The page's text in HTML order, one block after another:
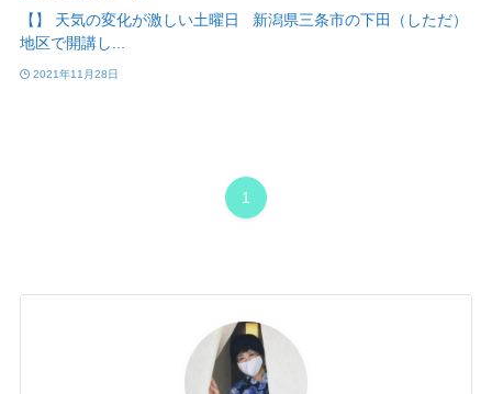
【】 天気の変化が激しい土曜日 新潟県三条市の下田（しただ）
地区で開講し...
2021年11月28日
1